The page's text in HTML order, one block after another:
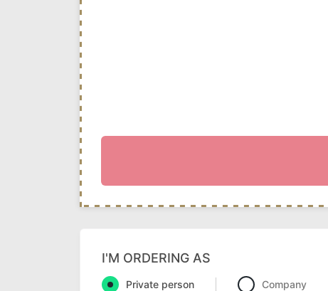
I'M ORDERING AS
Private person Company